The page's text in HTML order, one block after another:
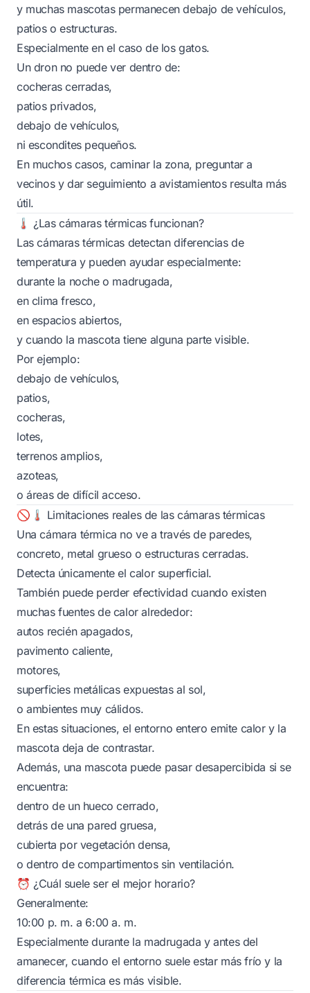
y muchas mascotas permanecen debajo de vehículos,
patios o estructuras.
Especialmente en el caso de los gatos.
Un dron no puede ver dentro de:
cocheras cerradas,
patios privados,
debajo de vehículos,
ni escondites pequeños.
En muchos casos, caminar la zona, preguntar a
vecinos y dar seguimiento a avistamientos resulta más
útil.
🌡️ ¿Las cámaras térmicas funcionan?
Las cámaras térmicas detectan diferencias de
temperatura y pueden ayudar especialmente:
durante la noche o madrugada,
en clima fresco,
en espacios abiertos,
y cuando la mascota tiene alguna parte visible.
Por ejemplo:
debajo de vehículos,
patios,
cocheras,
lotes,
terrenos amplios,
azoteas,
o áreas de difícil acceso.
🚫🌡️ Limitaciones reales de las cámaras térmicas
Una cámara térmica no ve a través de paredes,
concreto, metal grueso o estructuras cerradas.
Detecta únicamente el calor superficial.
También puede perder efectividad cuando existen
muchas fuentes de calor alrededor:
autos recién apagados,
pavimento caliente,
motores,
superficies metálicas expuestas al sol,
o ambientes muy cálidos.
En estas situaciones, el entorno entero emite calor y la
mascota deja de contrastar.
Además, una mascota puede pasar desapercibida si se
encuentra:
dentro de un hueco cerrado,
detrás de una pared gruesa,
cubierta por vegetación densa,
o dentro de compartimentos sin ventilación.
⏰ ¿Cuál suele ser el mejor horario?
Generalmente:
10:00 p. m. a 6:00 a. m.
Especialmente durante la madrugada y antes del
amanecer, cuando el entorno suele estar más frío y la
diferencia térmica es más visible.